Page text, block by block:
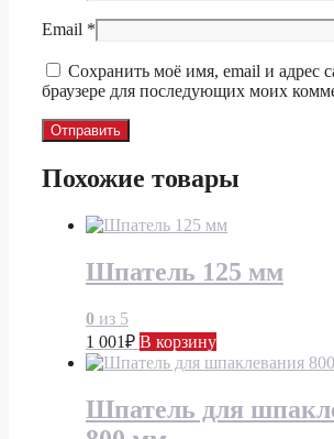
Email *
Сохранить моё имя, email и адрес
браузере для последующих моих
Похожие товары
Шпатель 125 мм
0 из 5
1 001₽ В корзину
Шпатель для